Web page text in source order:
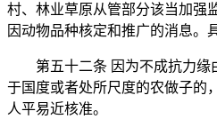
村、林业草原从管部分该当加强
因动物品种核定和推广的消息。
第五十二条 因为不成抗力缘
于国度或者处所尺度的农做子的
人平易近核准。